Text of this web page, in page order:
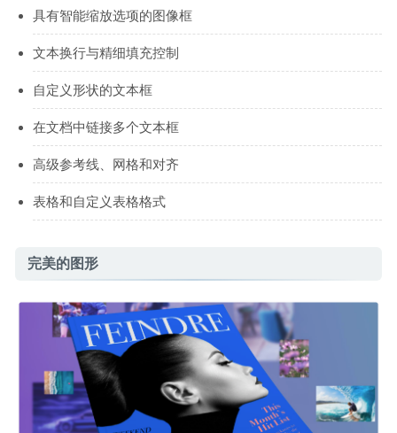
具有智能缩放选项的图像框
文本换行与精细填充控制
自定义形状的文本框
在文档中链接多个文本框
高级参考线、网格和对齐
表格和自定义表格格式
完美的图形